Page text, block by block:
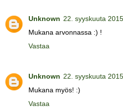
Unknown 22. syyskuuta
Mukana arvonnassa :) !
Vastaa
Unknown 22. syyskuuta
Mukana myös! :)
Vastaa